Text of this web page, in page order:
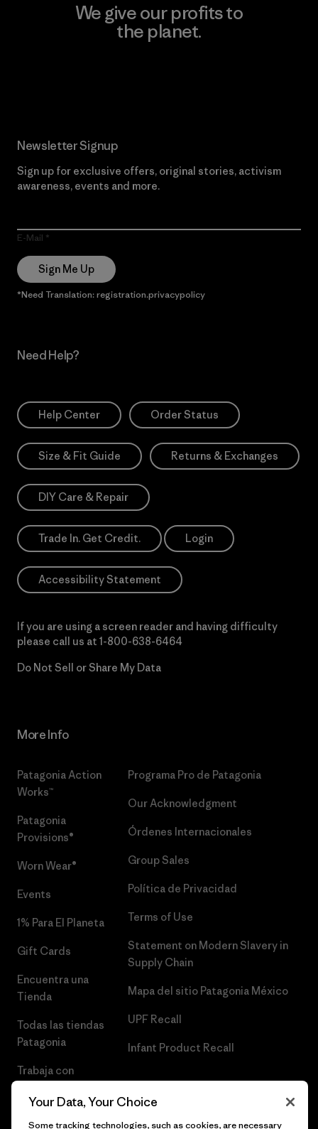
We give our profits to
the planet.
Newsletter Signup
Sign up for exclusive offers, original stories, activism
awareness, events and more.
E-Mail
Sign Me Up
*Need Translation: registration.privacypolicy
Need Help?
Help Center Order Status
Size & Fit Guide Returns & Exchanges
DIY Care & Repair
Trade In. Get Credit. Login
Accessibility Statement
If you are using a screen reader and having difficulty
please call us at 1-800-638-6464
Do Not Sell or Share My Data
More Info
Patagonia Action
Works™
Patagonia
Provisions®
Worn Wear®
Events
1% Para El Planeta
Gift Cards
Encuentra una
Tienda
Todas las tiendas
Patagonia
Trabaja con
Programa Pro de Patagonia
Our Acknowledgment
Órdenes Internacionales
Group Sales
Política de Privacidad
Terms of Use
Statement on Modern Slavery in
Supply Chain
Mapa del sitio Patagonia México
UPF Recall
Infant Product Recall
Your Data, Your Choice
Some tracking technologies, such as cookies, are necessary